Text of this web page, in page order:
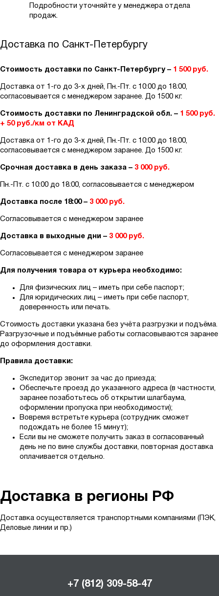
Подробности уточняйте у менеджера отдела
продаж.
Доставка по Санкт-Петербургу
Стоимость доставки по Санкт-Петербургу – 1 500 руб.
Доставка от 1-го до 3-х дней, Пн.-Пт. с 10:00 до 18:00,
согласовывается с менеджером заранее. До 1500 кг.
Стоимость доставки по Ленинградской обл. – 1 500 руб.
+ 50 руб./км от КАД
Доставка от 1-го до 3-х дней, Пн.-Пт. с 10:00 до 18:00,
согласовывается с менеджером заранее. До 1500 кг.
Срочная доставка в день заказа – 3 000 руб.
Пн.-Пт. с 10:00 до 18:00, согласовывается с менеджером
Доставка после 18:00 – 3 000 руб.
Согласовывается с менеджером заранее
Доставка в выходные дни – 3 000 руб.
Согласовывается с менеджером заранее
Для получения товара от курьера необходимо:
Для физических лиц – иметь при себе паспорт;
Для юридических лиц – иметь при себе паспорт,
доверенность или печать.
Стоимость доставки указана без учёта разгрузки и подъёма.
Разгрузочные и подъёмные работы согласовываются заранее
до оформления доставки.
Правила доставки:
Экспедитор звонит за час до приезда;
Обеспечьте проезд до указанного адреса (в частности,
заранее позаботьтесь об открытии шлагбаума,
оформлении пропуска при необходимости);
Вовремя встретьте курьера (сотрудник сможет
подождать не более 15 минут);
Если вы не сможете получить заказ в согласованный
день не по вине службы доставки, повторная доставка
оплачивается отдельно.
Доставка в регионы РФ
Доставка осуществляется транспортными компаниями (ПЭК,
Деловые линии и пр.)
+7 (812) 309-58-47